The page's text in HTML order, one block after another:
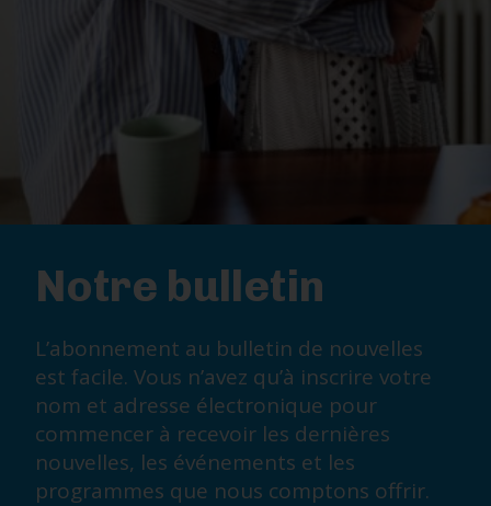
Notre bulletin
L’abonnement au bulletin de nouvelles
est facile. Vous n’avez qu’à inscrire votre
nom et adresse électronique pour
commencer à recevoir les dernières
nouvelles, les événements et les
programmes que nous comptons offrir.